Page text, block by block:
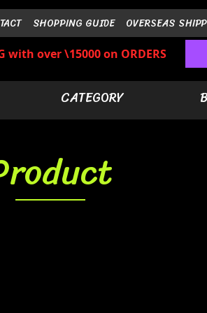
SHOPPING GUIDE OVERSEAS
with over \15000 on ORDERS
CATEGORY